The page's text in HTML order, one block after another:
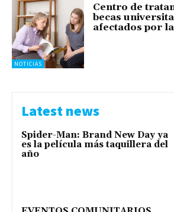
NOTICIAS
Centro de
becas
afectados por
Latest news
Spider-Man: Brand New Day ya
es la película más taquillera del
año